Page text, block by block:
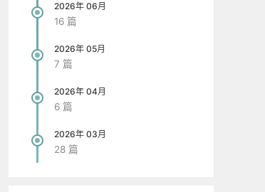
2026年 06月
16 篇
2026年 05月
7 篇
2026年 04月
6 篇
2026年 03月
28 篇